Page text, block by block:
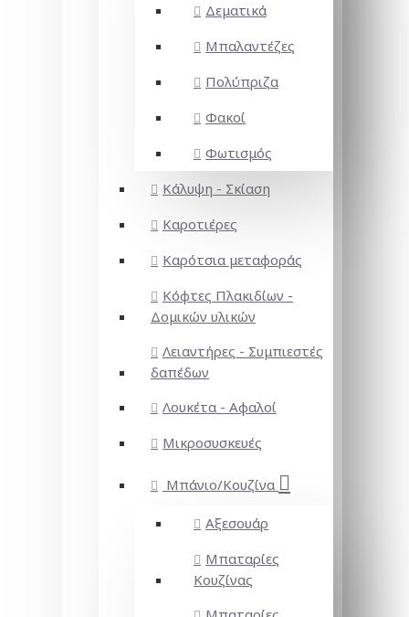
Δεματικά
Μπαλαντέζες
Πολύπριζα
Φακοί
Φωτισμός
Κάλυψη - Σκίαση
Καροτιέρες
Καρότσια μεταφοράς
Κόφτες Πλακιδίων -
Δομικών υλικών
Λειαντήρες - Συμπιεστές
δαπέδων
Λουκέτα - Αφαλοί
Μικροσυσκευές
Μπάνιο/Κουζίνα
Αξεσουάρ
Μπαταρίες
Κουζίνας